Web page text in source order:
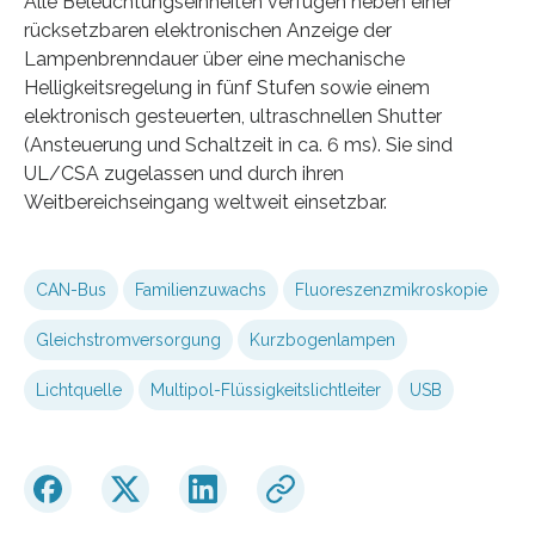
rücksetzbaren elektronischen Anzeige der
Lampenbrenndauer über eine mechanische
Helligkeitsregelung in fünf Stufen sowie einem
elektronisch gesteuerten, ultraschnellen Shutter
(Ansteuerung und Schaltzeit in ca. 6 ms). Sie sind
UL/CSA zugelassen und durch ihren
Weitbereichseingang weltweit einsetzbar.
CAN-Bus Familienzuwachs Fluoreszenzmikroskopie
Gleichstromversorgung Kurzbogenlampen
Lichtquelle Multipol-Flüssigkeitslichtleiter USB